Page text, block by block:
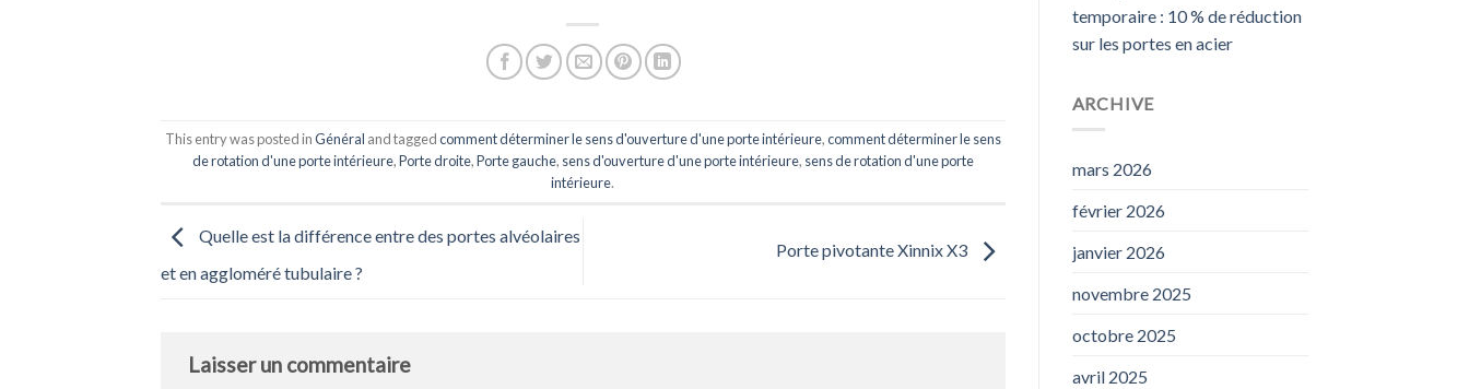
This entry was posted inGénéral and taggedcomment déterminer le sens d'ouverture d'une porte intérieure,comment déterminer le sens
de rotation d'une porte intérieure,Porte droite,Porte gauche, sens d'ouverture d'une porte intérieure, sens de rotation d'une porte
intérieure.
Quelle est la différence entre des portes alvéolaires
et en aggloméré tubulaire ?
Porte pivotante Xinnix X3
Laisser un commentaire
temporaire : 10 % de réduction
sur les portes en acier
ARCHIVE
mars 2026
février 2026
janvier 2026
novembre 2025
octobre 2025
avril 2025